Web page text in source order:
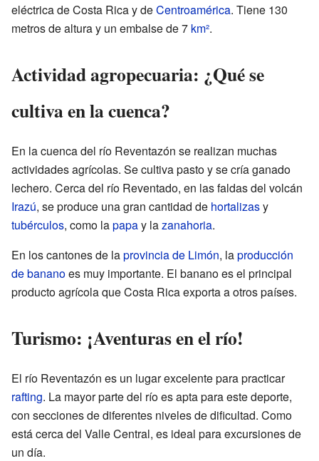
eléctrica de Costa Rica y deCentroamérica. Tiene 130
metros de altura y un embalse de 7 km².
Actividad agropecuaria: ¿Qué se
cultiva en la cuenca?
En la cuenca del río Reventazón se realizan muchas
actividades agrícolas. Se cultiva pasto y se cría ganado
lechero. Cerca del río Reventado, en las faldas del volcán
Irazú, se produce una gran cantidad de hortalizasy
tubérculos, como lapapay lazanahoria.
En los cantones de laprovincia de Limón, laproducción
de bananoes muy importante. El banano es el principal
producto agrícola que Costa Rica exporta a otros países.
Turismo: ¡Aventuras en el río!
El río Reventazón es un lugar excelente para practicar
rafting. La mayor parte del río es apta para este deporte,
con secciones de diferentes niveles de dificultad. Como
está cerca del Valle Central, es ideal para excursiones de
un día.